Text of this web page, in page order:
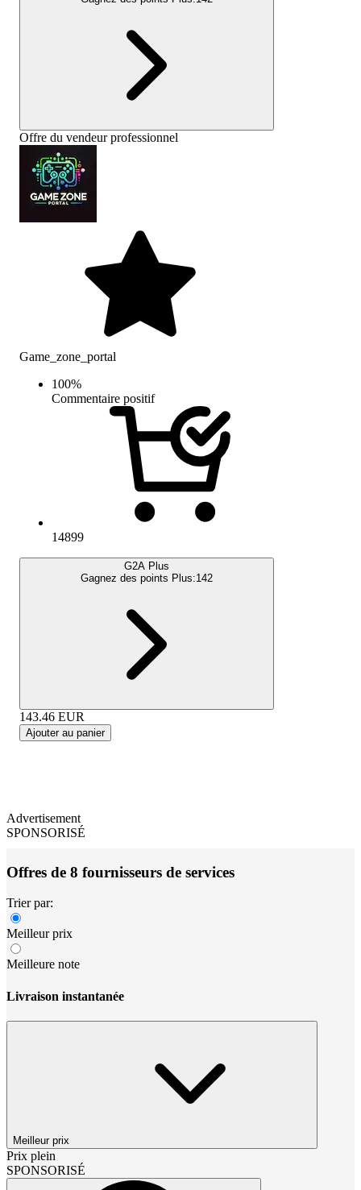
Offre du vendeur professionnel
Game_zone_portal
100%
Commentaire positif
14899
G2A Plus
Gagnez des points Plus:142
143.46 EUR
Ajouter au panier
Advertisement
SPONSORISÉ
Offres de 8 fournisseurs de services
Trier par:
Meilleur prix
Meilleure note
Livraison instantanée
Meilleur prix
Prix plein
SPONSORISÉ